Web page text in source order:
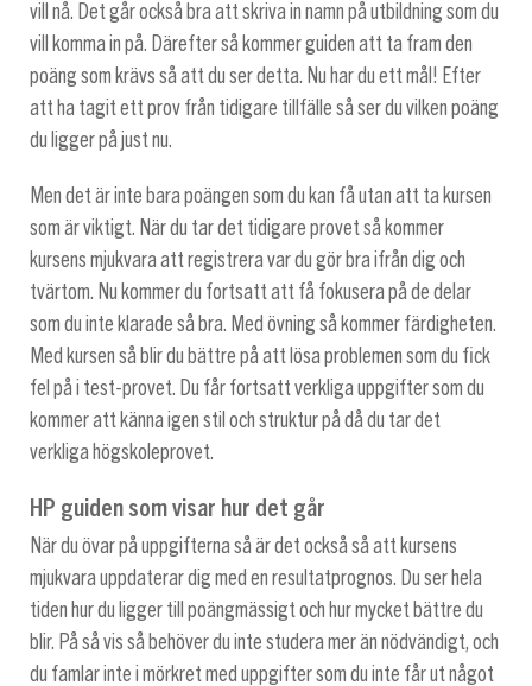
vill nå. Det går också bra att skriva in namn på utbildning som du
vill komma in på. Därefter så kommer guiden att ta fram den
poäng som krävs så att du ser detta. Nu har du ett mål! Efter
att ha tagit ett prov från tidigare tillfälle så ser du vilken poäng
du ligger på just nu.
Men det är inte bara poängen som du kan få utan att ta kursen
som är viktigt. När du tar det tidigare provet så kommer
kursens mjukvara att registrera var du gör bra ifrån dig och
tvärtom. Nu kommer du fortsatt att få fokusera på de delar
som du inte klarade så bra. Med övning så kommer färdigheten.
Med kursen så blir du bättre på att lösa problemen som du fick
fel på i test-provet. Du får fortsatt verkliga uppgifter som du
kommer att känna igen stil och struktur på då du tar det
verkliga högskoleprovet.
HP guiden som visar hur det går
När du övar på uppgifterna så är det också så att kursens
mjukvara uppdaterar dig med en resultatprognos. Du ser hela
tiden hur du ligger till poängmässigt och hur mycket bättre du
blir. På så vis så behöver du inte studera mer än nödvändigt, och
du famlar inte i mörkret med uppgifter som du inte får ut något